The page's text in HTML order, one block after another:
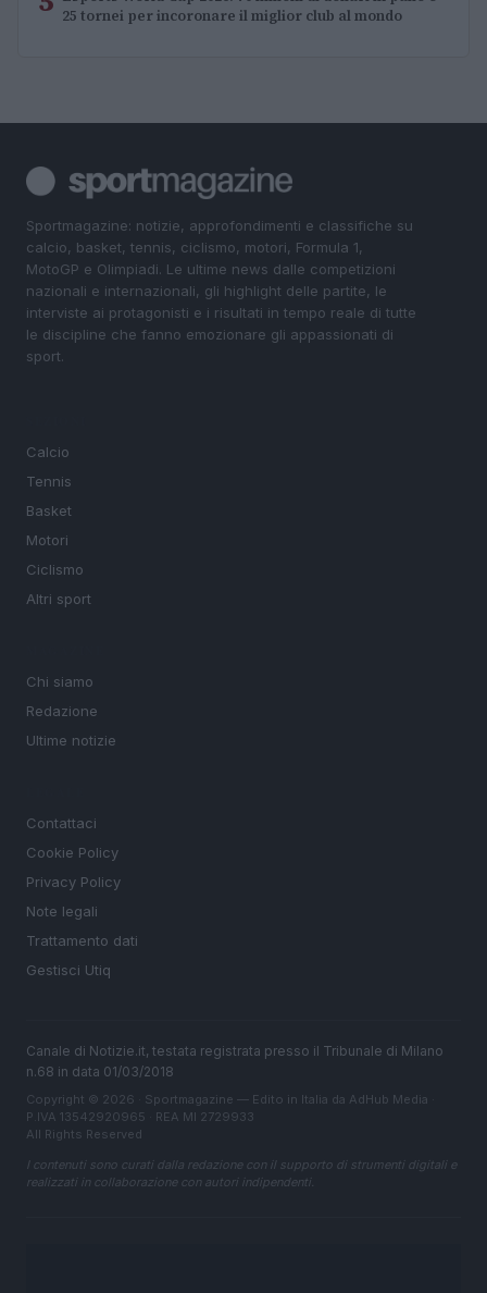
25 tornei per incoronare il miglior club al mondo
Sportmagazine: notizie, approfondimenti e classifiche su
calcio, basket, tennis, ciclismo, motori, Formula 1,
MotoGP e Olimpiadi. Le ultime news dalle competizioni
nazionali e internazionali, gli highlight delle partite, le
interviste ai protagonisti e i risultati in tempo reale di tutte
le discipline che fanno emozionare gli appassionati di
sport.
Calcio
Tennis
Basket
Motori
Ciclismo
Altri sport
Chi siamo
Redazione
Ultime notizie
Contattaci
Cookie Policy
Privacy Policy
Note legali
Trattamento dati
Gestisci Utiq
Canale di Notizie.it, testata registrata presso il Tribunale di Milano
n.68 in data 01/03/2018
Copyright © 2026 · Sportmagazine — Edito in Italia da AdHub Media
P.IVA 13542920965 · REA MI 2729933
All Rights Reserved
I contenuti sono curati dalla redazione con il supporto di strumenti digitali e
realizzati in collaborazione con autori indipendenti.